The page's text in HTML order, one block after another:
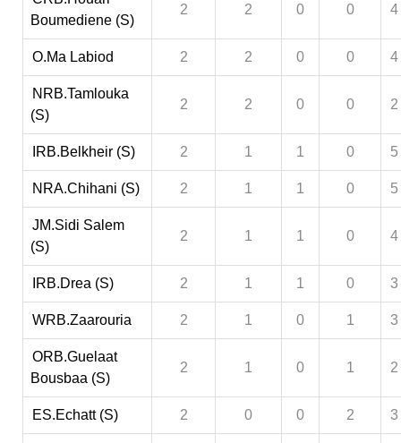
Boumediene (S)
2 2 0 0 4
O.Ma Labiod 2 2 0 0 4
NRB.Tamlouka
(S)
2 2 0 0 2
IRB.Belkheir (S) 2 1 1 0 5
NRA.Chihani (S) 2 1 1 0 5
JM.Sidi Salem
(S)
2 1 1 0 4
IRB.Drea (S) 2 1 1 0 3
WRB.Zaarouria 2 1 0 1 3
ORB.Guelaat
Bousbaa (S)
2 1 0 1 2
ES.Echatt (S) 2 0 0 2 3